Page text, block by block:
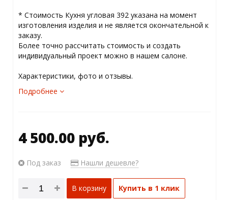
­* ­Стоимость Кухня угловая 392 указана на момент
изготовления изделия и не является окончательной к
заказу.
Более точно рассчитать стоимость и создать
индивидуальный проект можно в нашем салоне.
Характеристики, фото и отзывы.
Подробнее
4 500.00 руб.
Под заказ Нашли дешевле?
В корзину Купить в 1 клик